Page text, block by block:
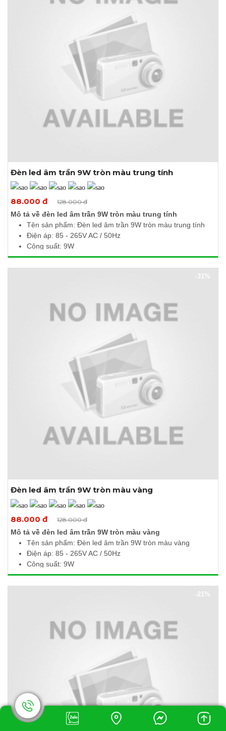
Xem thêm ảnh
Đèn led âm trần 9W tròn màu trung tính
88.000 đ 128.000 đ
Mô tả về đèn led âm trần 9W tròn màu trung tính
Tên sản phẩm: Đèn led âm trần 9W tròn màu trung tính
Điện áp: 85 - 265V AC / 50Hz
Công suất: 9W
Quang thông: 900Lm
Nhiệt độ màu: 4000 - 4500K
-31%
Xem thêm ảnh
Đèn led âm trần 9W tròn màu vàng
88.000 đ 128.000 đ
Mô tả về đèn led âm trần 9W tròn màu vàng
Tên sản phẩm: Đèn led âm trần 9W tròn màu vàng
Điện áp: 85 - 265V AC / 50Hz
Công suất: 9W
Quang thông: 855Lm
Nhiệt độ màu: 3000 - 3500K
-21%